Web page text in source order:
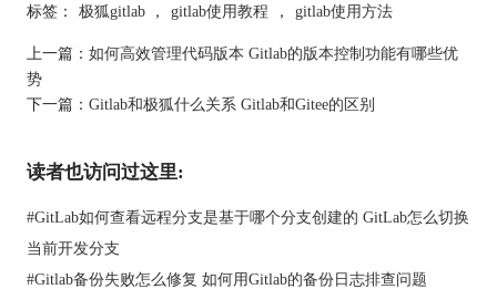
登录后，找到我们需要修改名称的项目，点击进入
通用】选项。
标签： 极狐gitlab ， gitlab使用教程 ， gitlab使用方法
上一篇： 如何高效管理代码版本 Gitlab的版本控制功能有哪些优
势
下一篇： Gitlab和极狐什么关系 Gitlab和Gitee的区别
读者也访问过这里:
#GitLab如何查看远程分支是基于哪个分支创建的 GitLab怎么切换
当前开发分支
#Gitlab备份失败怎么修复 如何用Gitlab的备份日志排查问题